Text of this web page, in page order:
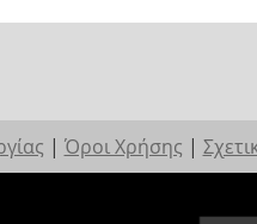
| Όροι Χρήσης |